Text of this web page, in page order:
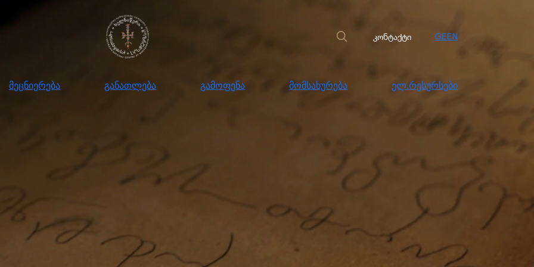
კონტაქტი GEEN
მეცნიერება განათლება გამოფენა მომსახურება ელ.რესურსები
განათლება